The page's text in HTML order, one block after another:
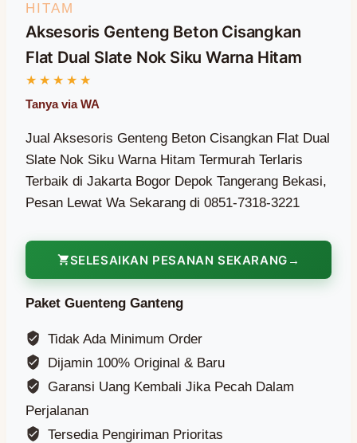
HITAM
Aksesoris Genteng Beton Cisangkan
Flat Dual Slate Nok Siku Warna Hitam
Jual Aksesoris Genteng Beton Cisangkan Flat Dual
Slate Nok Siku Warna Hitam Termurah Terlaris
Terbaik di Jakarta Bogor Depok Tangerang Bekasi,
Pesan Lewat Wa Sekarang di 0851-7318-3221
SELESAIKAN PESANAN SEKARANG
Paket Guenteng Ganteng
Tidak Ada Minimum Order
Dijamin 100% Original & Baru
Garansi Uang Kembali Jika Pecah Dalam
Perjalanan
Tersedia Pengiriman Prioritas